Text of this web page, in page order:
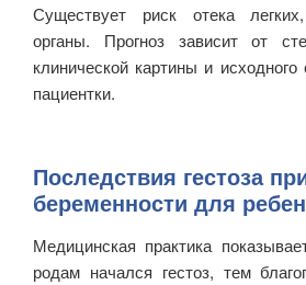
Существует риск отека
органы. Прогноз зависит от
клинической картины и исходного
пациентки.
Последствия гестоза
беременности для
Медицинская практика
родам начался гестоз, тем